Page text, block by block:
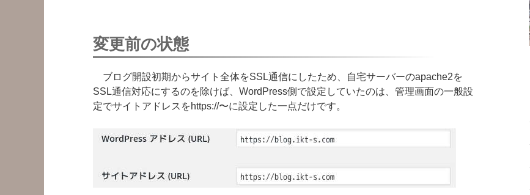
変更前の状態
ブログ開設初期からサイト全体をSSL通信にしたため、自宅サーバーのapache2を
SSL通信対応にするのを除けば、WordPress側で設定していたのは、管理画面の一般設
定でサイトアドレスをhttps://〜に設定した一点だけです。